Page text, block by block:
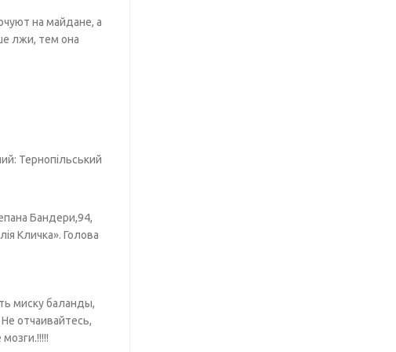
на майдане, а
лжи, тем она
Тернопільський
Бандери,94,
Кличка». Голова
миску баланды,
отчаивайтесь,